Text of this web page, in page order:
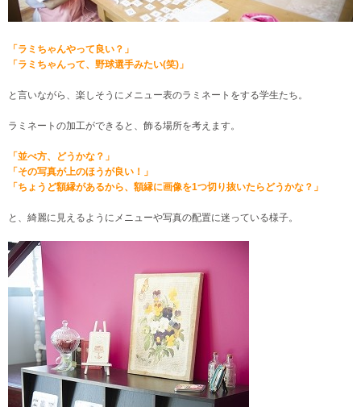
「ラミちゃんやって良い？」
「ラミちゃんって、野球選手みたい(笑)」
と言いながら、楽しそうにメニュー表のラミネートをする学生たち。
ラミネートの加工ができると、飾る場所を考えます。
「並べ方、どうかな？」
「その写真が上のほうが良い！」
「ちょうど額縁があるから、額縁に画像を1つ切り抜いたらどうかな？」
と、綺麗に見えるようにメニューや写真の配置に迷っている様子。